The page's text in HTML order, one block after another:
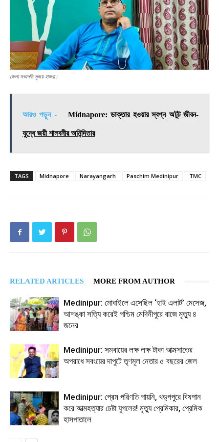
জেলা সভাপতি সুজয় হাজরা :
আরও পড়ুন - Midnapore: ডাক্তার হওয়ার স্বপ্ন অটুট জীবন-
যুদ্ধে জয়ী শালবনীর অনিন্দিতার
TAGS Midnapore Narayangarh Paschim Medinipur TMC
RELATED ARTICLES MORE FROM AUTHOR
Medinipur: মোবাইলে এসেছিল ‘হাই এলার্ট’ মেসেজ,
আশঙ্কা সত্যি করেই পশ্চিম মেদিনীপুরে বাজে মৃত্যু ৪
জনের
Medinipur: সমবায়ের লক্ষ লক্ষ টাকা আত্মসাতের
অপরাধে সবংয়ের দাপুটে তৃণমূল নেতার ৫ বছরের জেল
Medinipur: প্রেম পরিণতি পায়নি, খড়্গপুরে বিষপান
করে আত্মহত্যার চেষ্টা যুগলের! মৃত্যু প্রেমিকার, প্রেমিক
হাসপাতালে